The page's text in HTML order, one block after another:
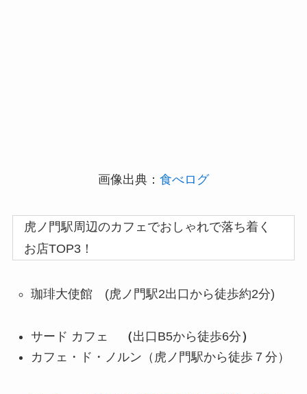
画像出典： 食べログ
虎ノ門駅周辺のカフェでおしゃれで落ち着く
お店TOP3！
珈琲大使館 (虎ノ門駅2出口から徒歩約2分)
サード カフェ （出口B5から徒歩6分）
カフェ・ド・ノルン（虎ノ門駅から徒歩７分）